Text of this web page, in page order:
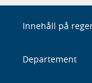
Innehåll på
Departement